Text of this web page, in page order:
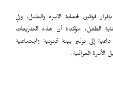
قوانين لحماية الأسرة والطفل، وفي
الطفل، مؤكدة أن هذه التشريعات
إلى توفير بيئة قانونية واجتماعية
العراقية.